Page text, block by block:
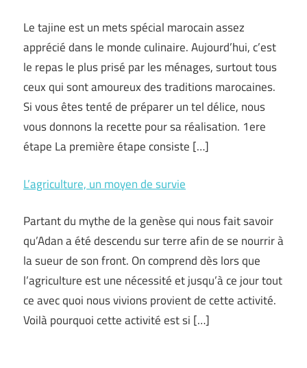
Le tajine est un mets spécial marocain assez
apprécié dans le monde culinaire. Aujourd’hui, c’est
le repas le plus prisé par les ménages, surtout tous
ceux qui sont amoureux des traditions marocaines.
Si vous êtes tenté de préparer un tel délice, nous
vous donnons la recette pour sa réalisation. 1ere
étape La première étape consiste […]
L’agriculture, un moyen de survie
Partant du mythe de la genèse qui nous fait savoir
qu’Adan a été descendu sur terre afin de se nourrir à
la sueur de son front. On comprend dès lors que
l’agriculture est une nécessité et jusqu’à ce jour tout
ce avec quoi nous vivions provient de cette activité.
Voilà pourquoi cette activité est si […]